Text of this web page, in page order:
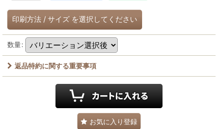
印刷方法 / サイズ を選択してください
数量:
返品特約に関する重要事項
お気に入り登録